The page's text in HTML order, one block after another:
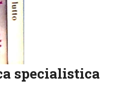
specialistica